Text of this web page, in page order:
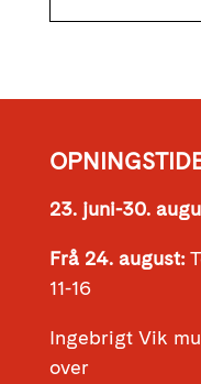
23. juni-30.
Frå 24. august:
11-16
Ingebrigt Vik
over